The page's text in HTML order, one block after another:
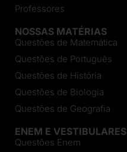
Professores
NOSSAS MATÉRIAS
Questões de Matemática
Questões de Português
Questões de História
Questões de Biologia
Questões de Geografia
ENEM E VESTIBULARES
Questões Enem